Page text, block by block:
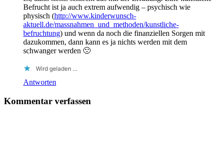
Befrucht ist ja auch extrem aufwendig – psychisch wie
physisch (http://www.kinderwunsch-
aktuell.de/massnahmen_und_methoden/kunstliche-
befruchtung) und wenn da noch die finanziellen Sorgen mit
dazukommen, dann kann es ja nichts werden mit dem
schwanger werden 🙁
Wird geladen …
Antworten
Kommentar verfassen